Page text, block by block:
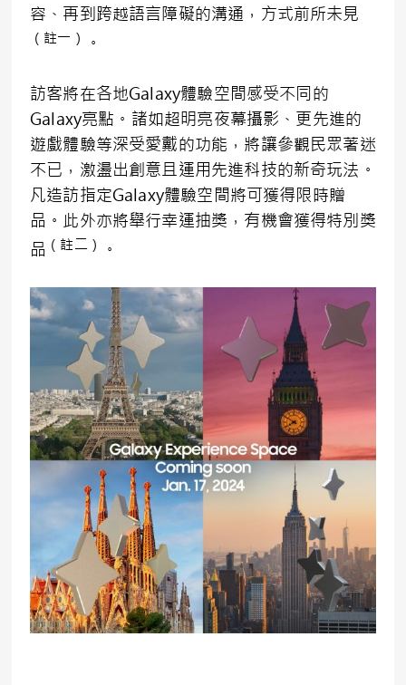
容、再到跨越語言障礙的溝通，方式前所未見
（註一） 。
訪客將在各地Galaxy體驗空間感受不同的
Galaxy亮點。諸如超明亮夜幕攝影、更先進的
遊戲體驗等深受愛戴的功能，將讓參觀民眾著迷
不已，激盪出創意且運用先進科技的新奇玩法。
凡造訪指定Galaxy體驗空間將可獲得限時贈
品。此外亦將舉行幸運抽獎，有機會獲得特別獎
品 （註二） 。